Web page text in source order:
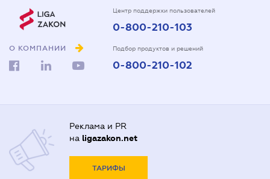
О КОМПАНИИ
Центр поддержки пользователей
0-800-210-103
Подбор продуктов и решений
0-800-210-102
Реклама и PR
на ligazakon.net
ТАРИФЫ